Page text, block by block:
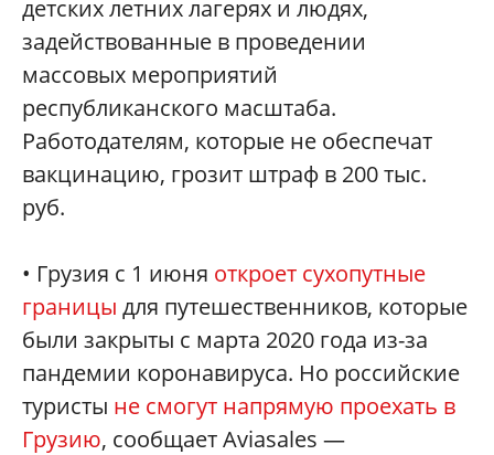
детских летних лагерях и людях,
задействованные в проведении
массовых мероприятий
республиканского масштаба.
Работодателям, которые не обеспечат
вакцинацию, грозит штраф в 200 тыс.
руб.
• Грузия с 1 июня откроет сухопутные
границы для путешественников, которые
были закрыты с марта 2020 года из-за
пандемии коронавируса. Но российские
туристы не смогут напрямую проехать в
Грузию, сообщает Aviasales —